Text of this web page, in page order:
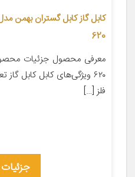
620
معرفی محصول جزئیات
فلز […]